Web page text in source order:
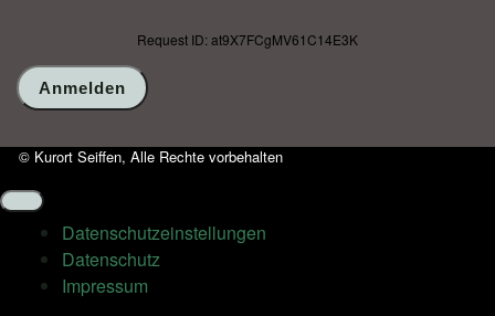
Request ID: at9X7FCgMV61C14E3K
© Kurort Seiffen, Alle Rechte vorbehalten
Datenschutz­einstellungen
Datenschutz
Impressum